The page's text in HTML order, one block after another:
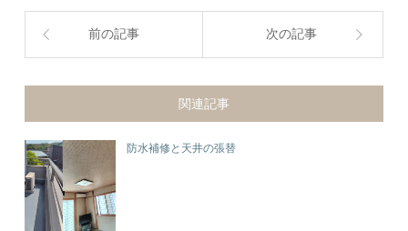
前の記事 次の記事
関連記事
防水補修と天井の張替